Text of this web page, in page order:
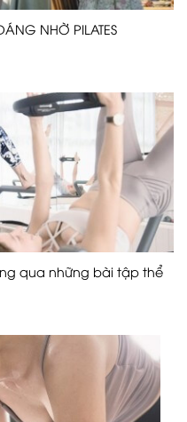
NHỜ PILATES
qua những bài tập thể